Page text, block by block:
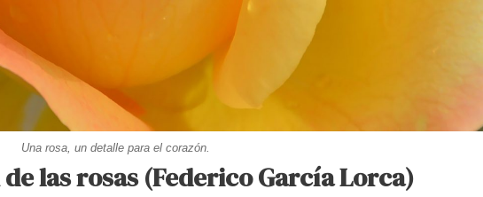
Una rosa, un detalle para el corazón.
las rosas (Federico García Lorca)